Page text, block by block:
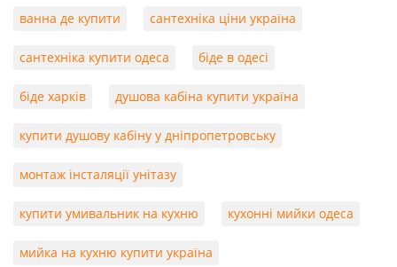
ванна де купити сантехніка ціни україна
сантехніка купити одеса біде в одесі
біде харків душова кабіна купити україна
купити душову кабіну у дніпропетровську
монтаж інсталяції унітазу
купити умивальник на кухню кухонні мийки одеса
мийка на кухню купити україна